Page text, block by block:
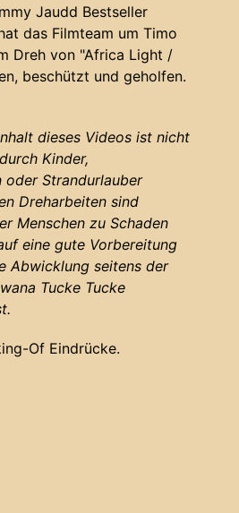
Jaudd Bestseller
das Filmteam um Timo
Dreh von "Africa Light /
beschützt und geholfen.
dieses Videos ist nicht
Kinder,
oder Strandurlauber
Dreharbeiten sind
Menschen zu Schaden
eine gute Vorbereitung
Abwicklung seitens der
Tucke Tucke
Of Eindrücke.